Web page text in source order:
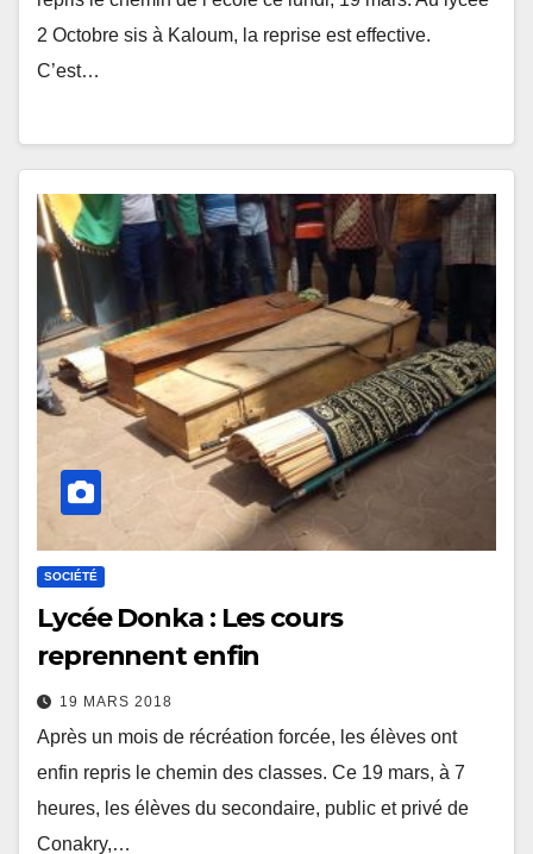
2 Octobre sis à Kaloum, la reprise est effective.
C’est…
SOCIÉTÉ
Lycée Donka : Les cours
reprennent enfin
19 MARS 2018
Après un mois de récréation forcée, les élèves ont
enfin repris le chemin des classes. Ce 19 mars, à 7
heures, les élèves du secondaire, public et privé de
Conakry,…